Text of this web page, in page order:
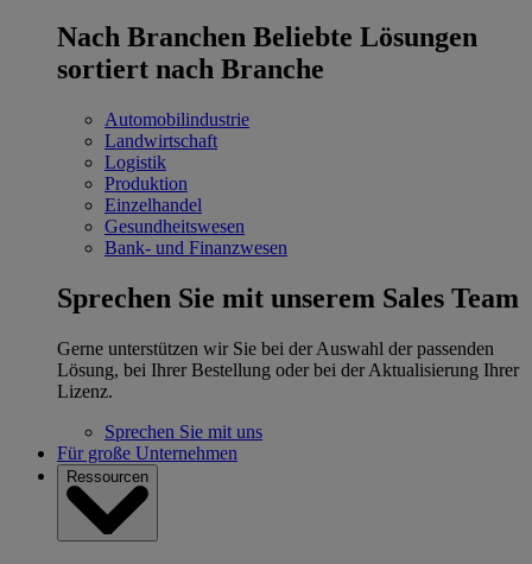
Nach Branchen Beliebte Lösungen
sortiert nach Branche
Automobilindustrie
Landwirtschaft
Logistik
Produktion
Einzelhandel
Gesundheitswesen
Bank- und Finanzwesen
Sprechen Sie mit unserem Sales Team
Gerne unterstützen wir Sie bei der Auswahl der passenden
Lösung, bei Ihrer Bestellung oder bei der Aktualisierung Ihrer
Lizenz.
Sprechen Sie mit uns
Für große Unternehmen
Ressourcen